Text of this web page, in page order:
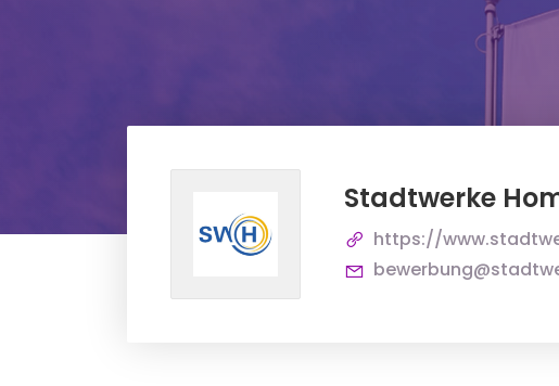
Stadtwerke
https://